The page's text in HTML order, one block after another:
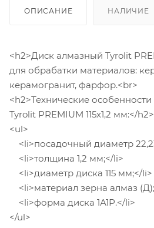
ОПИСАНИЕ НАЛИЧИЕ
<h2>Диск алмазный Tyrolit
для обрабатки материалов:
керамогранит, фарфор.<br>
<h2>Технические
Tyrolit PREMIUM 115x1,2 мм:</h2>
<ul>
<li>посадочный диаметр
<li>толщина 1,2 мм;</li>
<li>диаметр диска 115 мм;</li>
<li>материал зерна алмаз
<li>форма диска 1А1Р.</li>
</ul>